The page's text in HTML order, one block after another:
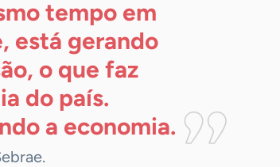
tempo em
está gerando
o que faz
do país.
a economia.